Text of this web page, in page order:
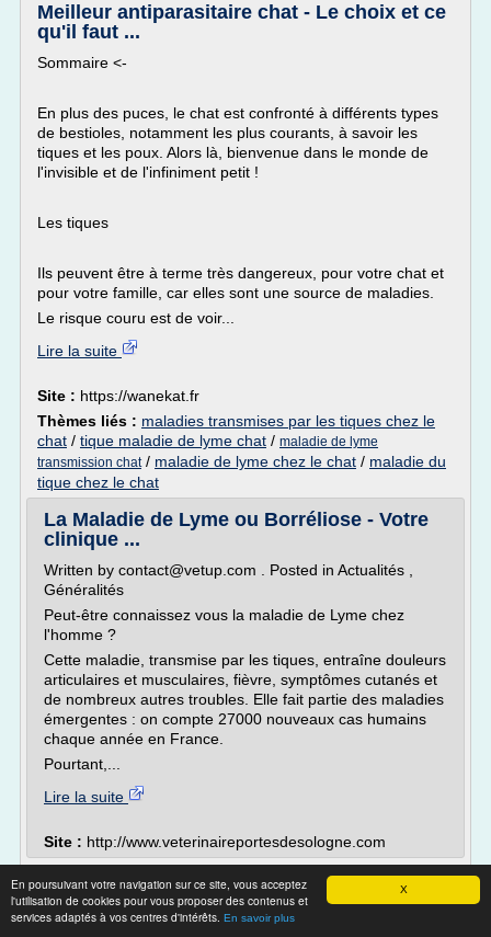
X
En poursuivant votre navigation sur ce site, vous acceptez
l'utilisation de cookies pour vous proposer des contenus et
services adaptés à vos centres d'intérêts. En savoir plus
Meilleur antiparasitaire chat - Le choix et ce
qu'il faut ...
Sommaire <-
En plus des puces, le chat est confronté à différents types
de bestioles, notamment les plus courants, à savoir les
tiques et les poux. Alors là, bienvenue dans le monde de
l'invisible et de l'infiniment petit !
Les tiques
Ils peuvent être à terme très dangereux, pour votre chat et
pour votre famille, car elles sont une source de maladies.
Le risque couru est de voir...
Lire la suite
Site : https://wanekat.fr
Thèmes liés : maladies transmises par les tiques chez le
chat / tique maladie de lyme chat / maladie de lyme
transmission chat/ maladie de lyme chez le chat / maladie du
tique chez le chat
La Maladie de Lyme ou Borréliose - Votre
clinique ...
Written by contact@vetup.com . Posted in Actualités ,
Généralités
Peut-être connaissez vous la maladie de Lyme chez
l'homme ?
Cette maladie, transmise par les tiques, entraîne douleurs
articulaires et musculaires, fièvre, symptômes cutanés et
de nombreux autres troubles. Elle fait partie des maladies
émergentes : on compte 27000 nouveaux cas humains
chaque année en France.
Pourtant,...
Lire la suite
Site : http://www.veterinaireportesdesologne.com
PREVENTION ETE : Les tiques attaquent
animal et humain
par joelle le Dim 26 Avr - 12:27